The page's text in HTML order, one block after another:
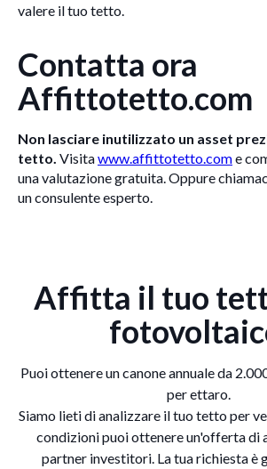
valere il tuo tetto.
Contatta ora
Affittotetto.com
Non lasciare inutilizzato un asset
tetto. Visitawww.affittotetto.come
una valutazione gratuita. Oppure
un consulente esperto.
Affitta il tuo
Puoi ottenere un canone annuale da
per ettaro.
Siamo lieti di analizzare il tuo tetto per
condizioni puoi ottenere un'offerta
partner investitori. La tua richiesta è